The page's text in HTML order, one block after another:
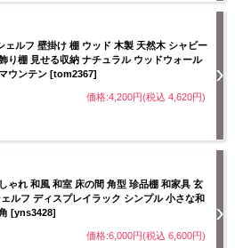
ェルフ 壁掛け 棚 ウッド 木製 天然木 シャビー
り棚 見せる収納 ナチュラル ウッドウォール
ウンテン [tom2367]
価格:4,200円(税込 4,620円)
ゃれ 和風 和室 床の間 角型 珍品棚 和家具 玄
ルフ ディスプレイラック シンプル 小さな和
[yns3428]
価格:6,000円(税込 6,600円)